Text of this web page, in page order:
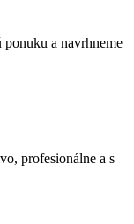
a navrhneme
profesionálne a s